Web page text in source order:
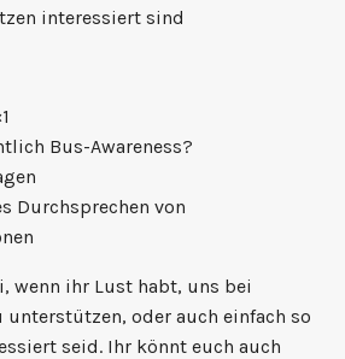
interessiert sind
Bus-Awareness?
Durchsprechen von
wenn ihr Lust habt, uns bei
unterstützen, oder auch einfach so
seid. Ihr könnt euch auch